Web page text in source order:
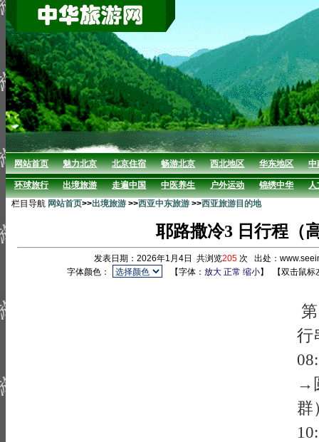
网站首页 魅力北京 北京住宿 畅游北京 西北地区 华东地区 中
环球旅行 出境旅游 走遍中国 中医养生 户外运动 锦绣中华
人
栏目导航 网站首页>>出境旅游 >>西亚中东旅游 >>西亚旅游目的地
耶路撒冷3 日行程（
发表日期：2026年1月4日 共浏览205 次 出处：
字体颜色：
【字体：放大 正常 缩小】 【双击鼠
行
→
群